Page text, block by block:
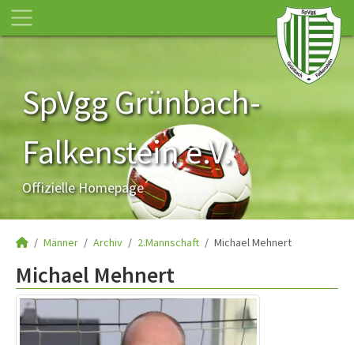
SpVgg Grünbach-
Falkenstein e.V.
Offizielle Homepage
Männer Archiv 2.Mannschaft Michael Mehnert
Michael Mehnert